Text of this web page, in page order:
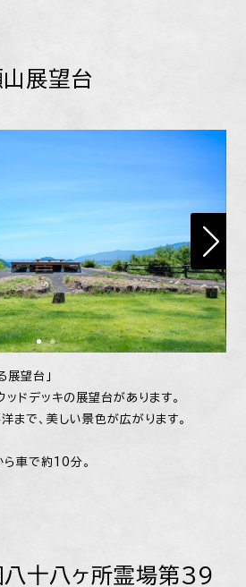
展望台
展望台」
ドデッキの展望台があります。
まで、美しい景色が広がります。
車で約10分。
十八ヶ所霊場第39